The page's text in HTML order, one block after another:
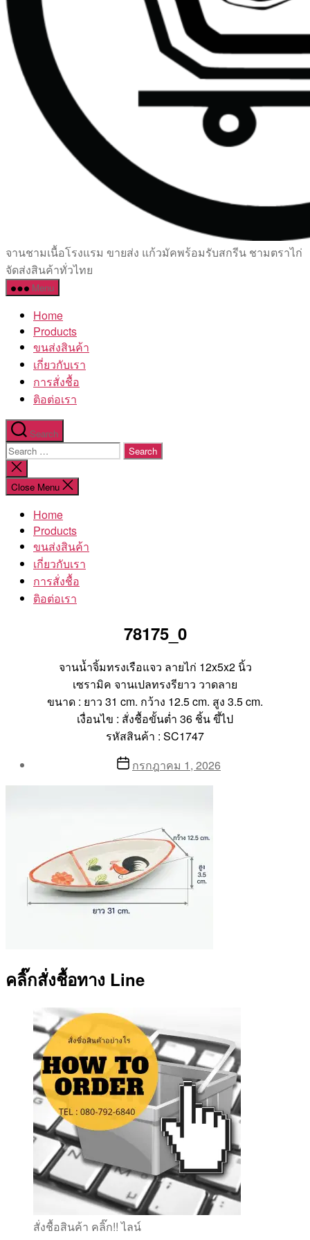
เซรามิค
ครบ
ครัน
โรงงาน
จานชามเนื้อโรงแรม ขายส่ง แก้วมัคพร้อมรับสกรีน ชามตราไก่
จัดส่งสินค้าทั่วไทย
Menu
Home
Products
ขนส่งสินค้า
เกี่ยวกับเรา
การสั่งชื้อ
ติอต่อเรา
Search
Search
for:
Close
search
Close Menu
Home
Products
ขนส่งสินค้า
เกี่ยวกับเรา
การสั่งชื้อ
ติอต่อเรา
78175_0
จานน้ำจิ้มทรงเรือแจว ลายไก่ 12x5x2 นิ้ว
เซรามิค จานเปลทรงรียาว วาดลาย
ขนาด : ยาว 31 cm. กว้าง 12.5 cm. สูง 3.5 cm.
เงื่อนไข : สั่งชื้อขั้นต่ำ 36 ชิ้น ขึ้ไป
รหัสสินค้า : SC1747
Postกรกฎาคม 1, 2026
คลิ๊กสั่งชื้อทาง Line
สั่งชื้อสินค้า คลิ๊ก!! ไลน์